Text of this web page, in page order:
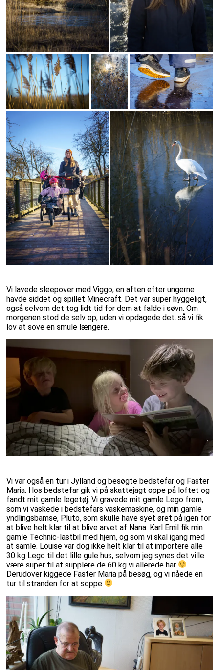
Vi lavede sleepover med Viggo, en aften efter ungerne
havde siddet og spillet Minecraft. Det var super hyggeligt,
også selvom det tog lidt tid for dem at falde i søvn. Om
morgenen stod de selv op, uden vi opdagede det, så vi fik
lov at sove en smule længere.
Vi var også en tur i Jylland og besøgte bedstefar og Faster
Maria. Hos bedstefar gik vi på skattejagt oppe på loftet og
fandt mit gamle legetøj. Vi gravede mit gamle Lego frem,
som vi vaskede i bedstefars vaskemaskine, og min gamle
yndlingsbamse, Pluto, som skulle have syet øret på igen for
at blive helt klar til at blive arvet af Nana. Karl Emil fik min
gamle Technic-lastbil med hjem, og som vi skal igang med
at samle. Louise var dog ikke helt klar til at importere alle
30 kg Lego til det lille gule hus, selvom jeg synes det ville
være super til at supplere de 60 kg vi allerede har
Derudover kiggede Faster Maria på besøg, og vi nåede en
tur til stranden for at soppe